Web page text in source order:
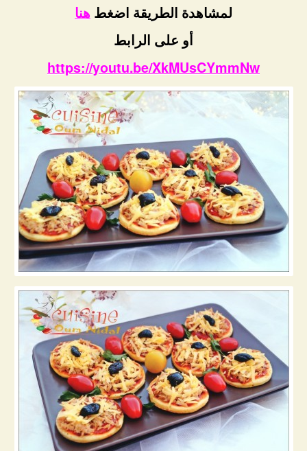
لمشاهدة الطريقة اضغط هنا
أو على الرابط
https://youtu.be/XkMUsCYmmNw